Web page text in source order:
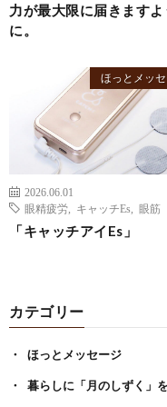
力が最大限に届きますよ
に。
ほっとメッ
2026.06.01
眼精疲労
キャッチEs 眼筋
「キャッチアイEs」
カテゴリー
ほっとメッセージ
暮らしに「月のしずく」